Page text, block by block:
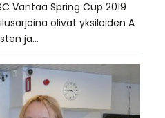
Vantaa Spring Cup 2019
olivat yksilöiden A
ja…